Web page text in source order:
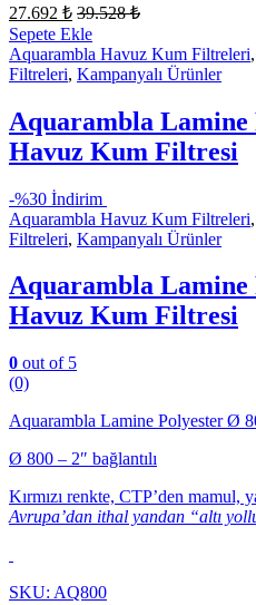
27.692 ₺ 39.528₺
Sepete Ekle
Aquarambla Havuz Kum Filtreleri,
Filtreleri, Kampanyalı Ürünler
Aquarambla Lamine
Havuz Kum Filtresi
-%30 İndirim
Aquarambla Havuz Kum Filtreleri,
Filtreleri, Kampanyalı Ürünler
Aquarambla Lamine
Havuz Kum Filtresi
0 out of 5
(0)
Aquarambla Lamine Polyester Ø
Ø 800 – 2″ bağlantılı
Kırmızı renkte, CTP’den mamul,
Avrupa’dan ithal yandan “altı
SKU: AQ800